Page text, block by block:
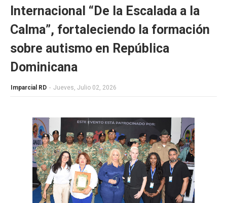
Internacional “De la Escalada a la
Calma”, fortaleciendo la formación
sobre autismo en República
Dominicana
Imparcial RD - Jueves, Julio 02, 2026